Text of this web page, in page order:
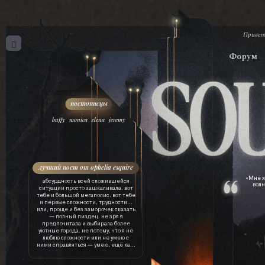
Форум
лучший пост от ophelia esquire
абсурдность всей сложившейся
ситуации просто зашкаливала. вот
тебе и большой мегаполис. вот тебе
и первые сложности, трудности…
или, проще и без заморочек сказать
— полный пиздец. не зря я
предпочитала и выбирала более
уютные города. не потому, что я не
люблю сложности или не умею с
ними справляться — умею, ещё как.
драгоценного времени, нервов, сил,
«Мне
buffy ,monica,elena , jeremy